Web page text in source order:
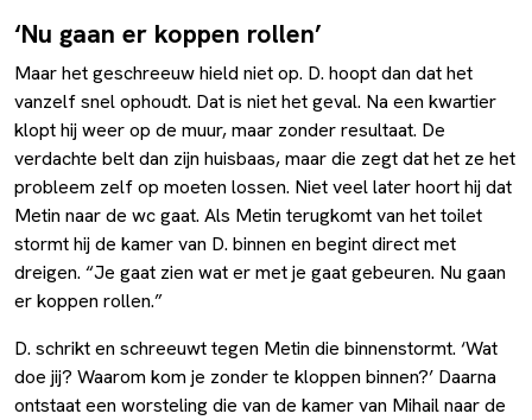
‘Nu gaan er koppen rollen’
Maar het geschreeuw hield niet op. D. hoopt dan dat het
vanzelf snel ophoudt. Dat is niet het geval. Na een kwartier
klopt hij weer op de muur, maar zonder resultaat. De
verdachte belt dan zijn huisbaas, maar die zegt dat het ze het
probleem zelf op moeten lossen. Niet veel later hoort hij dat
Metin naar de wc gaat. Als Metin terugkomt van het toilet
stormt hij de kamer van D. binnen en begint direct met
dreigen. “Je gaat zien wat er met je gaat gebeuren. Nu gaan
er koppen rollen.”
D. schrikt en schreeuwt tegen Metin die binnenstormt. ‘Wat
doe jij? Waarom kom je zonder te kloppen binnen?’ Daarna
ontstaat een worsteling die van de kamer van Mihail naar de